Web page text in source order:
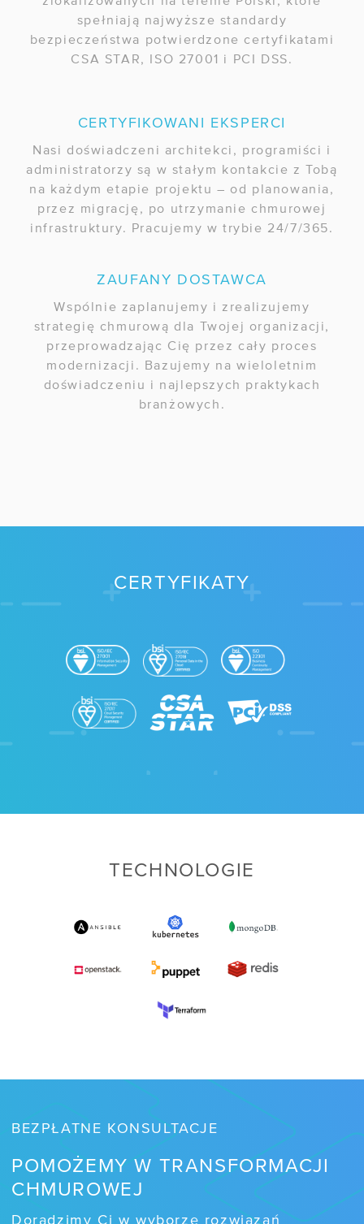
spełniają najwyższe standardy
bezpieczeństwa potwierdzone certyfikatami
CSA STAR, ISO 27001 i PCI DSS.
CERTYFIKOWANI EKSPERCI
Nasi doświadczeni architekci, programiści i
administratorzy są w stałym kontakcie z Tobą
na każdym etapie projektu – od planowania,
przez migrację, po utrzymanie chmurowej
infrastruktury. Pracujemy w trybie 24/7/365.
ZAUFANY DOSTAWCA
Wspólnie zaplanujemy i zrealizujemy
strategię chmurową dla Twojej organizacji,
przeprowadzając Cię przez cały proces
modernizacji. Bazujemy na wieloletnim
doświadczeniu i najlepszych praktykach
branżowych.
CERTYFIKATY
TECHNOLOGIE
BEZPŁATNE KONSULTACJE
POMOŻEMY W TRANSFORMACJI
CHMUROWEJ
Doradzimy Ci w wyborze rozwiązań